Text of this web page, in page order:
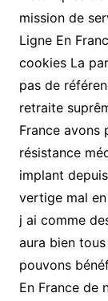
mission de
Ligne En
cookies La
pas de
retraite
France avons
résistance
implant
vertige mal
j ai comme
aura bien
pouvons
En France de